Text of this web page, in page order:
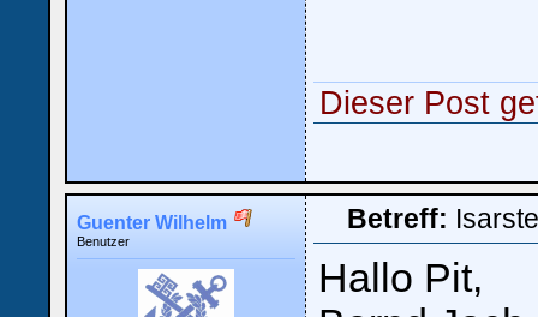
Dieser Post
Guenter Wilhelm
Benutzer
Betreff:
Hallo Pit,